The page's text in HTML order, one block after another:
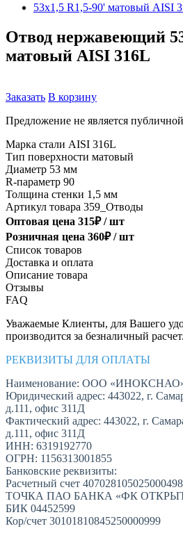
53х1,5 R1,5-90' матовый AISI
Отвод нержавеющий
матовый AISI 316L
Заказать В корзину
Предложение не является
Марка стали AISI 316L
Тип поверхности матовый
Диаметр 53 мм
R-параметр 90
Толщина стенки 1,5 мм
Артикул товара 359_Отводы
Оптовая цена 315₽ /шт
Розничная цена 360₽ /шт
Список товаров
Доставка и оплата
Описание товара
Отзывы
FAQ
Уважаемые Клиенты, для Вашего
производится за безналичный расчет.
РЕКВИЗИТЫ ДЛЯ ОПЛАТЫ
Наименование: ООО
Юридический адрес: 443022, г.
д.111, офис 311Д
Фактический адрес: 443022, г.
д.111, офис 311Д
ИНН: 6319192770
ОГРН: 1156313001855
Банковские реквизиты:
Расчетный счет
ТОЧКА ПАО БАНКА «ФК
БИК 04452599
Кор/счет 30101810845250000999